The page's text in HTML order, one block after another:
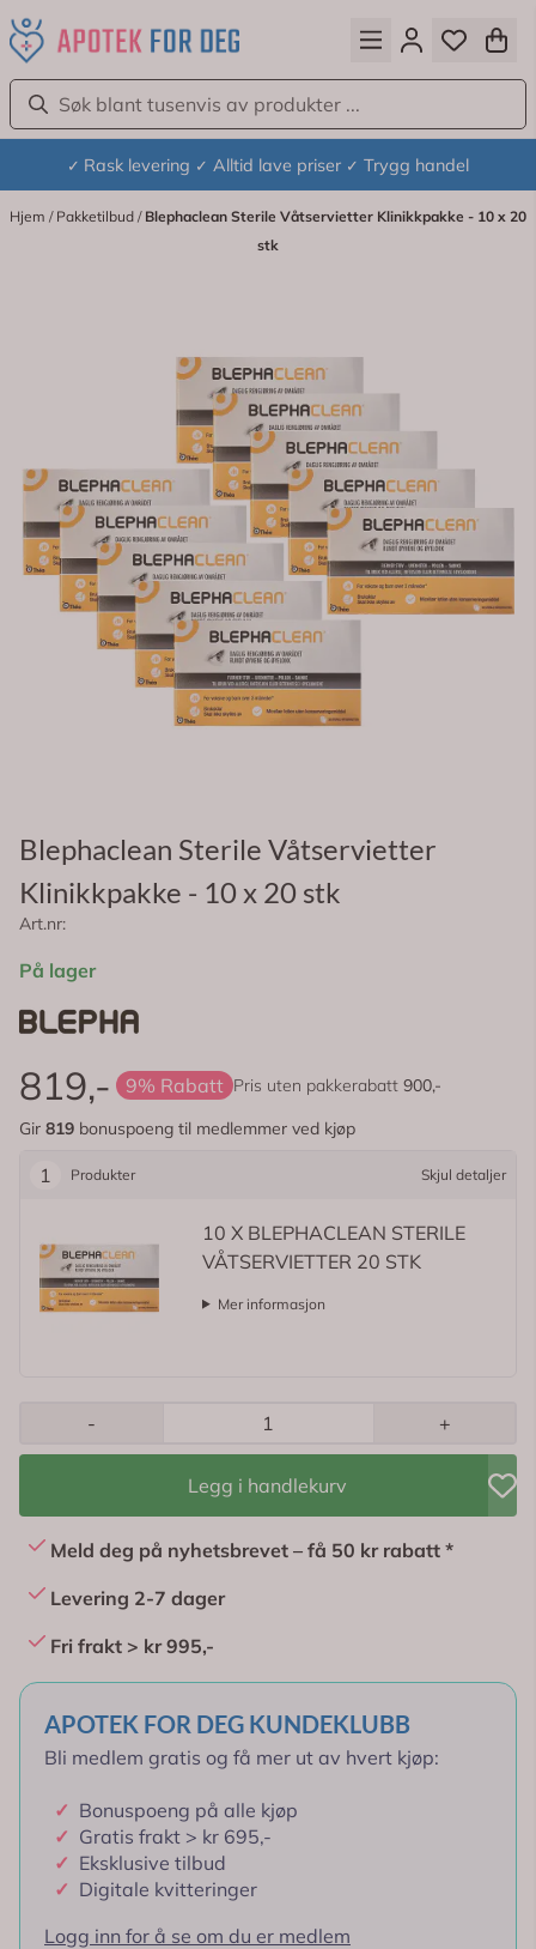
Hopp til innhold
✓ Rask levering ✓ Alltid lave priser ✓ Trygg handel
Hjem / Pakketilbud / Blephaclean Sterile Våtservietter Klinikkpakke - 10 x 20
stk
Blephaclean Sterile Våtservietter
Klinikkpakke - 10 x 20 stk
Art.nr:
På lager
819,- 9% Rabatt Pris uten pakkerabatt 900,-
Gir 819 bonuspoeng til medlemmer ved kjøp
1 Produkter Skjul detaljer
10 X BLEPHACLEAN STERILE
VÅTSERVIETTER 20 STK
Mer informasjon
- +
Legg i handlekurv
Meld deg på nyhetsbrevet – få 50 kr rabatt *
Levering 2-7 dager
Fri frakt > kr 995,-
APOTEK FOR DEG KUNDEKLUBB
Bli medlem gratis og få mer ut av hvert kjøp:
✓ Bonuspoeng på alle kjøp
✓ Gratis frakt > kr 695,-
✓ Eksklusive tilbud
✓ Digitale kvitteringer
Logg inn for å se om du er medlem